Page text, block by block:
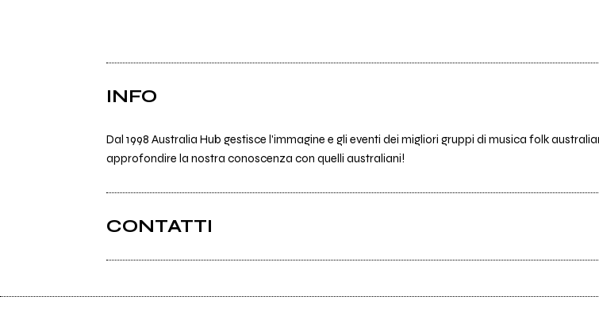
INFO
Dal 1998 Australia Hub gestisce l'immagine e gli eventi dei migliori gruppi di musica folk
approfondire la nostra conoscenza con quelli australiani!
CONTATTI